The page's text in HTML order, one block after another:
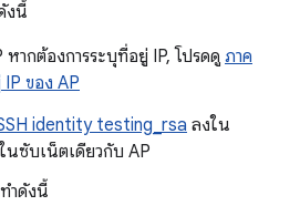
งนี้
ากต้องการระบุที่อยู่ IP, โปรดดู ภาค
ของ AP
identity testing_rsa ลงใน
นซับเน็ตเดียวกับ AP
ำดังนี้